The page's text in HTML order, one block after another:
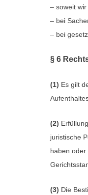
– soweit
– bei
– bei
§ 6
(1) Es gilt
(2)
juristische
haben
(3) Die